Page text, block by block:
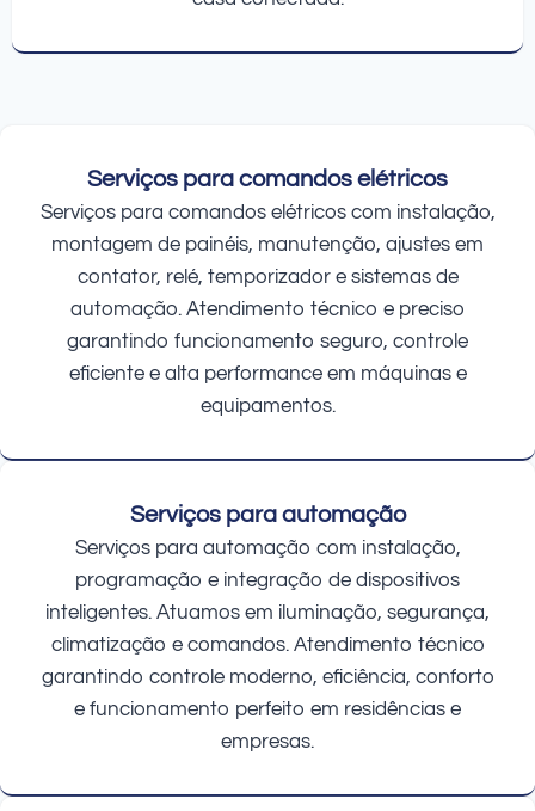
Serviços para comandos elétricos
Serviços para comandos elétricos com instalação,
montagem de painéis, manutenção, ajustes em
contator, relé, temporizador e sistemas de
automação. Atendimento técnico e preciso
garantindo funcionamento seguro, controle
eficiente e alta performance em máquinas e
equipamentos.
Serviços para automação
Serviços para automação com instalação,
programação e integração de dispositivos
inteligentes. Atuamos em iluminação, segurança,
climatização e comandos. Atendimento técnico
garantindo controle moderno, eficiência, conforto
e funcionamento perfeito em residências e
empresas.